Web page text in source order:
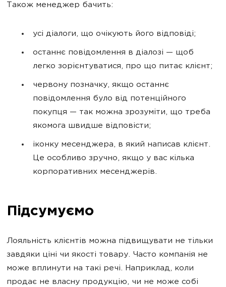
Також менеджер бачить:
усі діалоги, що очікують його відповіді;
останнє повідомлення в діалозі — щоб
легко зорієнтуватися, про що питає клієнт;
червону позначку, якщо останнє
повідомлення було від потенційного
покупця — так можна зрозуміти, що треба
якомога швидше відповісти;
іконку месенджера, в який написав клієнт.
Це особливо зручно, якщо у вас кілька
корпоративних месенджерів.
Підсумуємо
Лояльність клієнтів можна підвищувати не тільки
завдяки ціні чи якості товару. Часто компанія не
може вплинути на такі речі. Наприклад, коли
продає не власну продукцію, чи не може собі